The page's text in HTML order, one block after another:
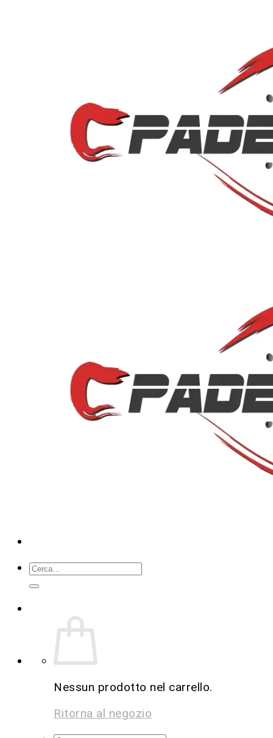
Nessun prodotto nel carrello.
Ritorna al negozio